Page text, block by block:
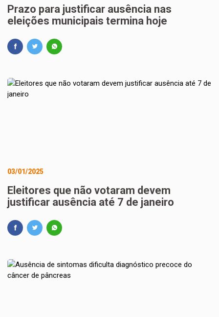
Prazo para justificar ausência nas
eleições municipais termina hoje
03/01/2025
Eleitores que não votaram devem
justificar ausência até 7 de janeiro